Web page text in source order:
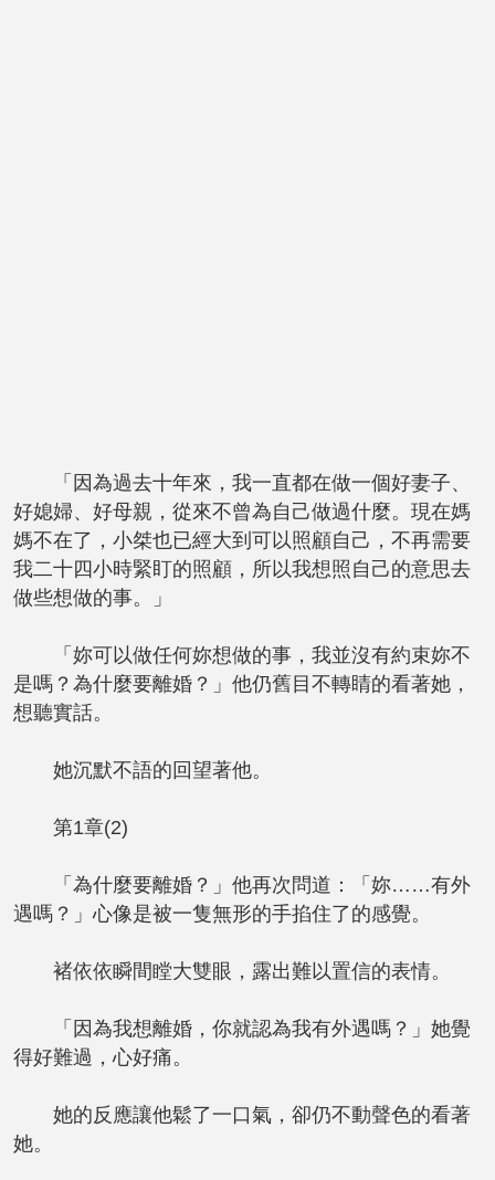
「因為過去十年來，我一直都在做一個好妻子、
好媳婦、好母親，從來不曾為自己做過什麼。現在媽
媽不在了，小桀也已經大到可以照顧自己，不再需要
我二十四小時緊盯的照顧，所以我想照自己的意思去
做些想做的事。」
「妳可以做任何妳想做的事，我並沒有約束妳不
是嗎？為什麼要離婚？」他仍舊目不轉睛的看著她，
想聽實話。
她沉默不語的回望著他。
第1章(2)
「為什麼要離婚？」他再次問道：「妳……有外
遇嗎？」心像是被一隻無形的手掐住了的感覺。
褚依依瞬間瞠大雙眼，露出難以置信的表情。
「因為我想離婚，你就認為我有外遇嗎？」她覺
得好難過，心好痛。
她的反應讓他鬆了一口氣，卻仍不動聲色的看著
她。